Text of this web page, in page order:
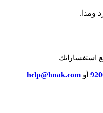
ومدا.
استفساراتك
أو help@hnak.com